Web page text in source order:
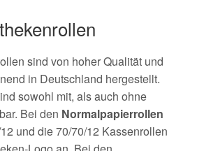
sind von hoher Qualität und
in Deutschland hergestellt.
sowohl mit, als auch ohne
Bei den Normalpapierrollen
und die 70/70/12 Kassenrollen